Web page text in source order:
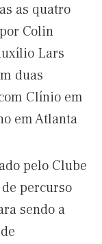
as quatro
Colin
Lars
duas
Clínio em
em Atlanta
pelo Clube
percurso
sendo a